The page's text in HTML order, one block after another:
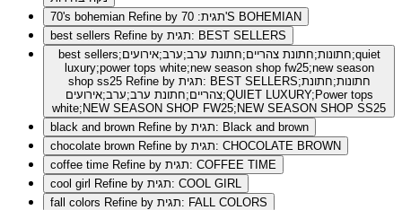
70's bohemian
Refine by תגית: 70'S BOHEMIAN
best sellers
Refine by תגית: BEST SELLERS
best sellers;חתונות;חתונת צהריים;חתונת ערב;ערב;אירועים;quiet
luxury;power tops white;new season shop fw25;new season
shop ss25 Refine by תגית: BEST SELLERS;חתונות;חתונת
צהריים;חתונת ערב;ערב;אירועים;QUIET LUXURY;Power tops
white;NEW SEASON SHOP FW25;NEW SEASON SHOP SS25
black and brown
Refine by תגית: Black and brown
chocolate brown
Refine by תגית: CHOCOLATE BROWN
coffee time
Refine by תגית: COFFEE TIME
cool girl
Refine by תגית: COOL GIRL
fall colors
Refine by תגית: FALL COLORS